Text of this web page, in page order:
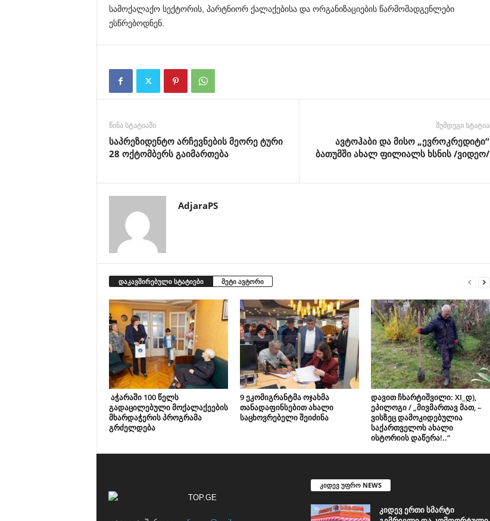
სამოქალაქო სექტორის, პარტნიორ ქალაქებისა და ორგანიზაციების წარმომადგენლები
ესწრებოდნენ.
წინა სტატიაში
საპრეზიდენტო არჩევნების მეორე ტური
28 ოქტომბერს გაიმართება
შემდეგი სტატია
ავტოჰაბი და მისო „ევროკრედიტი“
ბათუმში ახალ ფილიალს ხსნის /ვიდეო/
AdjaraPS
დაკავშირებული სტატიები მეტი ავტორი
აჭარაში 100 წელს
გადაცილებული მოქალაქეების
მხარდაჭერის პროგრამა
გრძელდება
9 ეკომიგრანტმა ოჯახმა
თანადაფინსებით ახალი
საცხოვრებელი შეიძინა
დავით ჩხარტიშვილი: XI_დ),
ეპილოგი / „მივმართავ მათ, –
ვისზეც დამოკიდებულია
საქართველოს ახალი
ისტორიის დაწერა!..“
კიდევ უფრო NEWS
კიდევ ერთი სმარტი